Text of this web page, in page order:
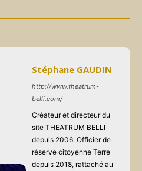
Stéphane GAUDIN
http://www.theatrum-
belli.com/
Créateur et directeur du
site THEATRUM BELLI
depuis 2006. Officier de
réserve citoyenne Terre
depuis 2018, rattaché au